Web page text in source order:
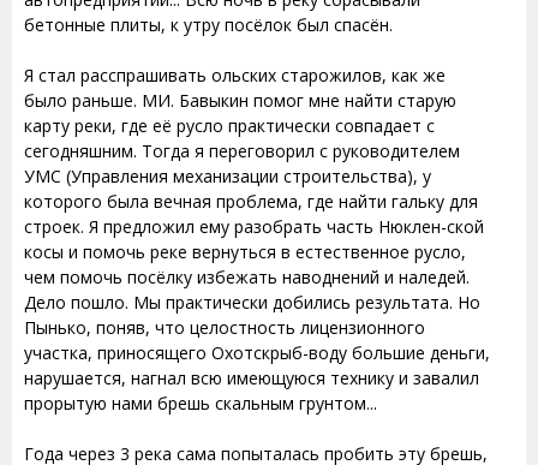
бетонные плиты, к утру посёлок был спасён.
Я стал расспрашивать ольских старожилов, как же
было раньше. МИ. Бавыкин помог мне найти старую
карту реки, где её русло практически совпадает с
сегодняшним. Тогда я переговорил с руководителем
УМС (Управления механизации строительства), у
которого была вечная проблема, где найти гальку для
строек. Я предложил ему разобрать часть Нюклен-ской
косы и помочь реке вернуться в естественное русло,
чем помочь посёлку избежать наводнений и наледей.
Дело пошло. Мы практически добились результата. Но
Пынько, поняв, что целостность лицензионного
участка, приносящего Охотскрыб-воду большие деньги,
нарушается, нагнал всю имеющуюся технику и завалил
прорытую нами брешь скальным грунтом...
Года через 3 река сама попыталась пробить эту брешь,